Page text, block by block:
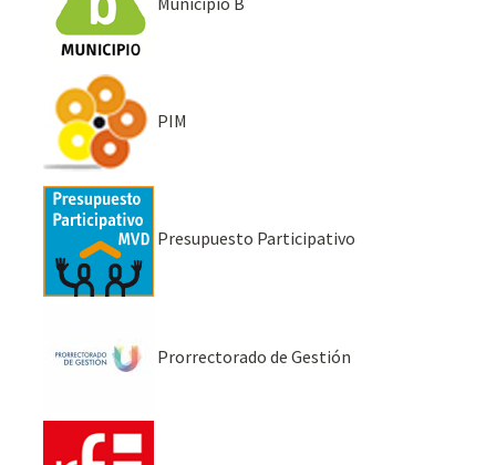
PIM
Presupuesto Participativo
Prorrectorado de Gestión